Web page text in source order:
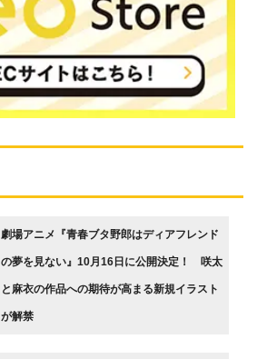
劇場アニメ『青春ブタ野郎はディアフレンド
の夢を見ない』10月16日に公開決定！ 咲太
と麻衣の作品への期待が高まる新規イラスト
が解禁